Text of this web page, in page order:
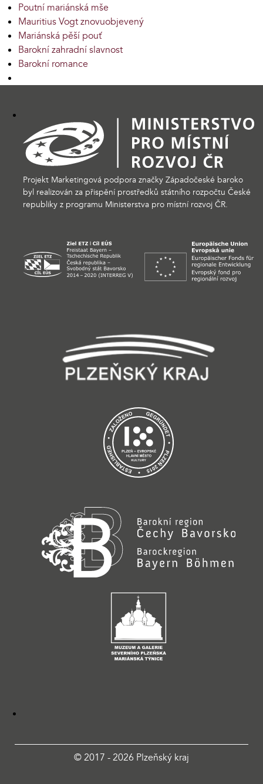
Poutní mariánská mše
Mauritius Vogt znovuobjevený
Mariánská pěší pouť
Barokní zahradní slavnost
Barokní romance
Projekt Marketingová podpora značky Západočeské baroko
byl realizován za přispění prostředků státního rozpočtu České
republiky z programu Ministerstva pro místní rozvoj ČR.
© 2017 - 2026 Plzeňský kraj